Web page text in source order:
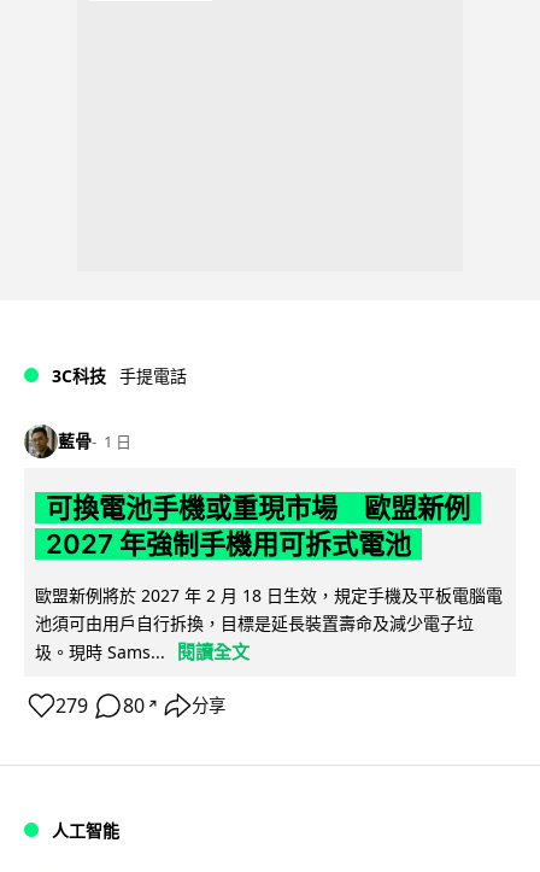
3C科技 手提電話
藍骨 1 日
可換電池手機或重現市場 歐盟新例
2027 年強制手機用可拆式電池
歐盟新例將於 2027 年 2 月 18 日生效，規定手機及平板電腦電
池須可由用戶自行拆換，目標是延長裝置壽命及減少電子垃
圾。現時 Sams...
閱讀全文
279 80 ↗ 分享
人工智能